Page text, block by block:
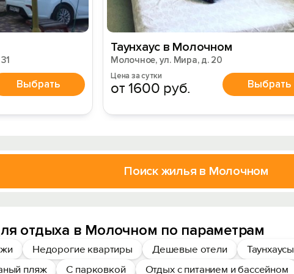
Выбрать
Таунхаус в Молочном
Молочное, ул. Мира, д. 20
Цена за сутки
от 1600 руб. Выбрать
Поиск жилья в Молочном
отдыха в Молочном по параметрам
Недорогие квартиры Дешевые отели Таунхаусы
пляж С парковкой Отдых с питанием и бассейном